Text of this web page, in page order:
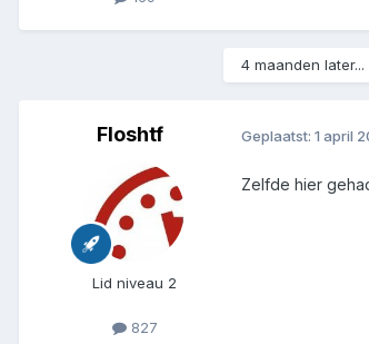
4 maanden later...
Floshtf
Lid niveau 2
827
Geplaatst: 1 april
Zelfde hier